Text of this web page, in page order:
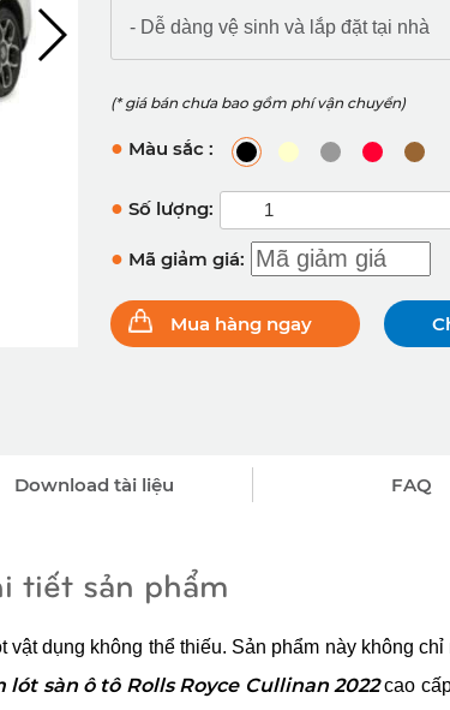
- Dễ dàng vệ sinh và lắp đặt tại nhà
(* giá bán chưa bao gồm phí vận chuyển)
● Màu sắc :
● Số lượng:
● Mã giảm giá:
Mua hàng ngay
Download tài liệu FAQ
tiết sản phẩm
dụng không thể thiếu. Sản phẩm này không
lót sàn ô tô Rolls Royce Cullinan 2022 cao